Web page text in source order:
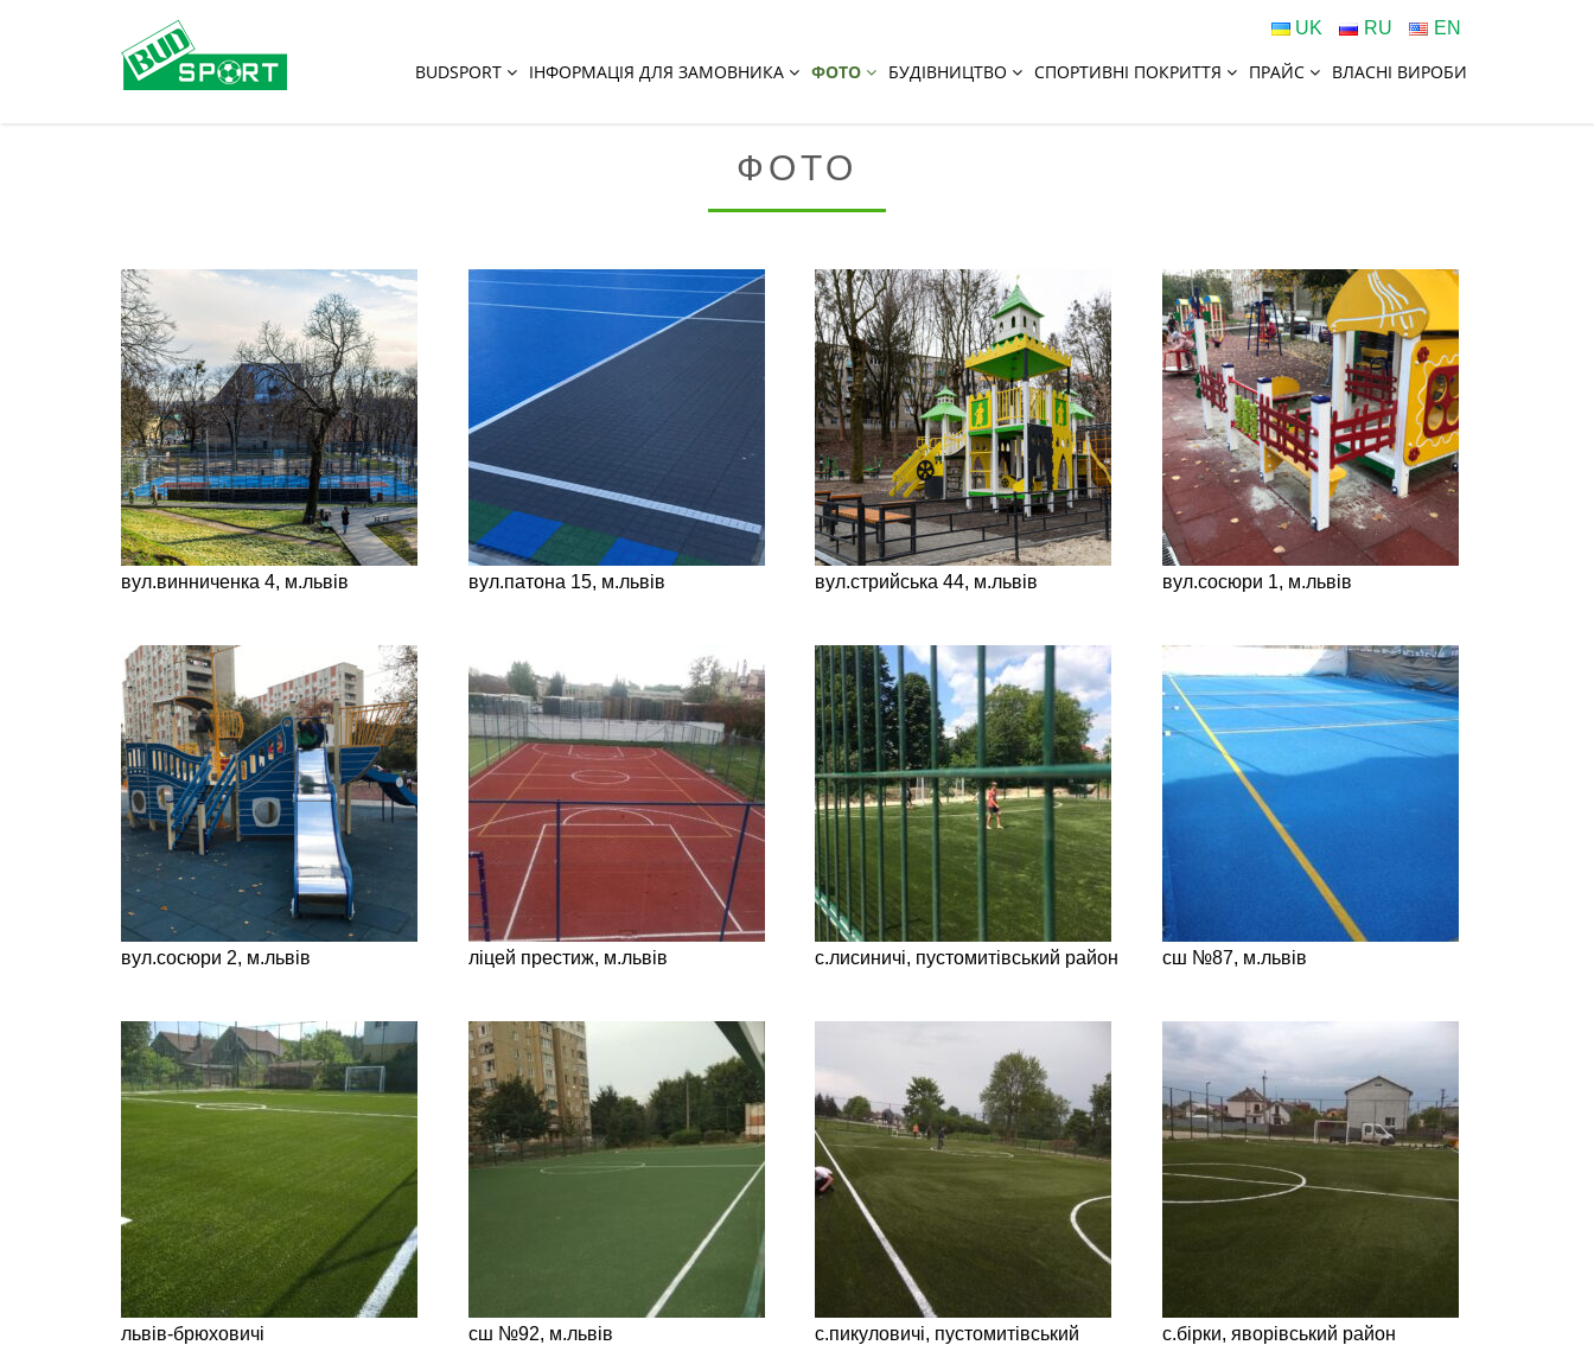
UK RU EN
BUDSPORT ІНФОРМАЦІЯ ДЛЯ ЗАМОВНИКА ФОТО БУДІВНИЦТВО СПОРТИВНІ ПОКРИТТЯ ПРАЙС ВЛАСНІ ВИРОБИ
ФОТО
вул.винниченка 4, м.львів вул.патона 15, м.львів вул.стрийська 44, м.львів вул.сосюри 1, м.львів
вул.сосюри 2, м.львів ліцей престиж, м.львів с.лисиничі, пустомитівський район сш №87, м.львів
львів-брюховичі сш №92, м.львів
с.пикуловичі, пустомитівський
с.бірки, яворівський район